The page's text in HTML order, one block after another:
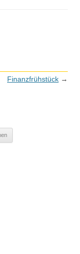
Finanzfrühstück →